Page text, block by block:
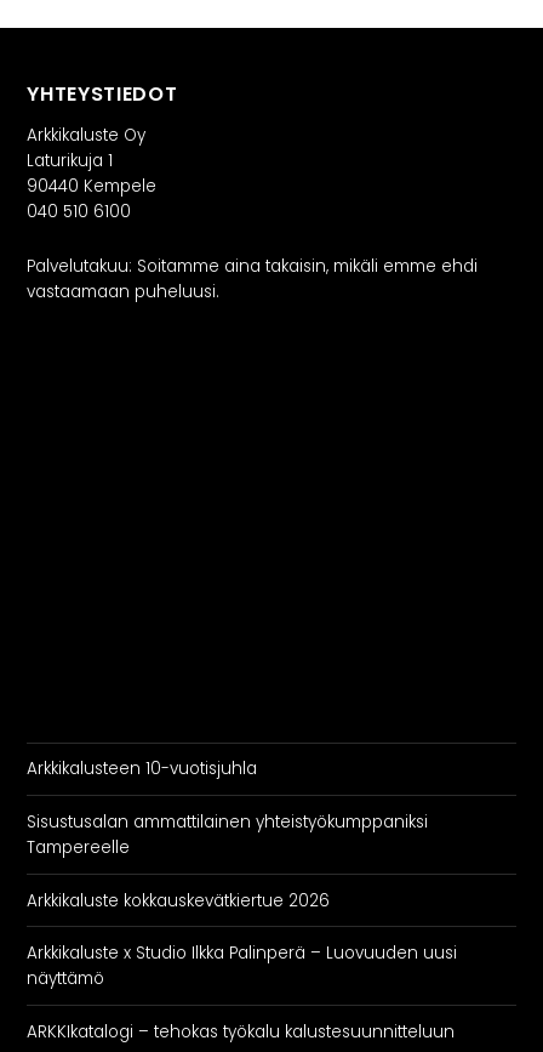
YHTEYSTIEDOT
Arkkikaluste Oy
Laturikuja 1
90440 Kempele
040 510 6100
Palvelutakuu: Soitamme aina takaisin, mikäli emme ehdi
vastaamaan puheluusi.
Arkkikalusteen 10-vuotisjuhla
Sisustusalan ammattilainen yhteistyökumppaniksi
Tampereelle
Arkkikaluste kokkauskevätkiertue 2026
Arkkikaluste x Studio Ilkka Palinperä – Luovuuden uusi
näyttämö
ARKKIkatalogi – tehokas työkalu kalustesuunnitteluun